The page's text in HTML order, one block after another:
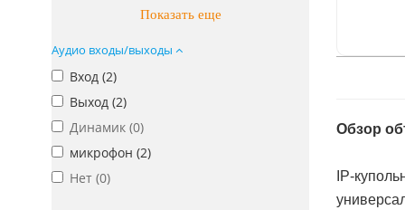
Показать еще
Аудио входы/выходы
Вход (2)
Выход (2)
Динамик (0)
микрофон (2)
Нет (0)
Обзор
IP-